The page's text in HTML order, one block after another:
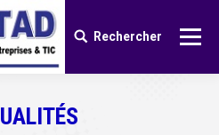
Rechercher
Rechercher